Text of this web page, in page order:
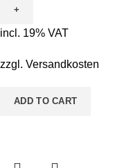
incl. 19% VAT
zzgl. Versandkosten
ADD TO CART